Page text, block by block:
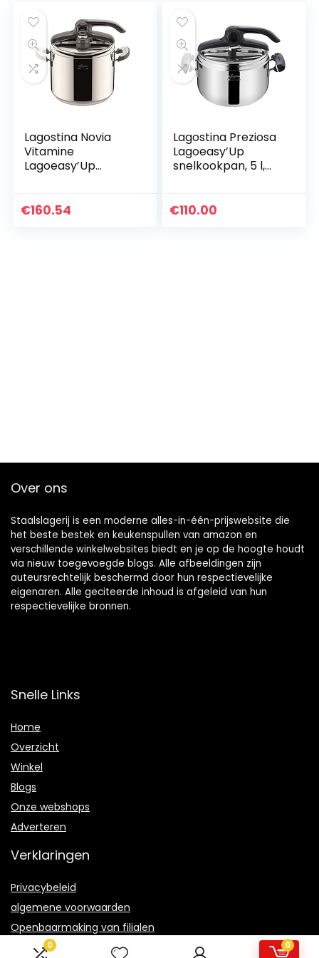
0 0
Lagostina Novia
Vitamine
Lagoeasy’Up
€160.54
Lagostina Preziosa
Lagoeasy’Up
snelkookpan, 5 l,
€110.00
Over ons
Staalslagerij is een moderne alles-in-één-prijswebsite die
het beste bestek en keukenspullen van amazon en
verschillende winkelwebsites biedt en je op de hoogte houdt
via nieuw toegevoegde blogs. Alle afbeeldingen zijn
auteursrechtelijk beschermd door hun respectievelijke
eigenaren. Alle geciteerde inhoud is afgeleid van hun
respectievelijke bronnen.
Snelle Links
Home
Overzicht
Winkel
Blogs
Onze webshops
Adverteren
Verklaringen
Privacybeleid
algemene voorwaarden
Openbaarmaking van filialen